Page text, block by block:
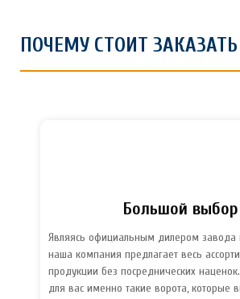
ПОЧЕМУ СТОИТ ЗАКАЗАТЬ
Большой выбор
Являясь официальным дилером завода
наша компания предлагает весь
продукции без посреднических
для вас именно такие ворота, которые